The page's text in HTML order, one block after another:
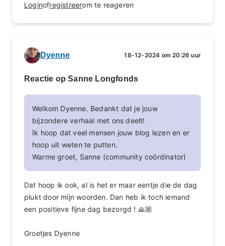
Loginofregistreerom te reageren
Dyenne 18-12-2024 om 20:26 uur
Reactie op Sanne Longfonds
Welkom Dyenne. Bedankt dat je jouw
bijzondere verhaal met ons deelt!
Ik hoop dat veel mensen jouw blog lezen en er
hoop uit weten te putten.
Warme groet, Sanne (community coördinator)
Dat hoop ik ook, al is het er maar eentje die de dag
plukt door mijn woorden. Dan heb ik toch iemand
een positieve fijne dag bezorgd ! 🙏🏼
Groetjes Dyenne